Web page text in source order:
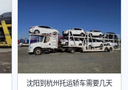
沈阳到杭州托运轿车需要几天